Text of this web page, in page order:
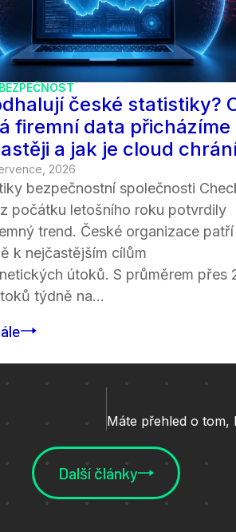
české statistiky?
firemní data přicházíme
a jak je cloud
2026
bezpečnostní společnosti
počátku letošního roku potvrdily
trend. České organizace
k nejčastějším cílům
útoků. S průměrem přes
týdně na...
Další články